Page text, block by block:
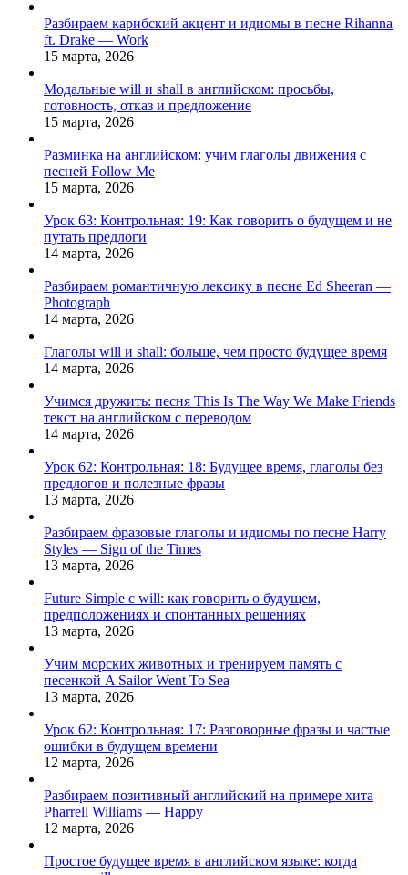
Разбираем карибский акцент и идиомы в песне Rihanna
ft. Drake — Work
15 марта, 2026
Модальные will и shall в английском: просьбы,
готовность, отказ и предложение
15 марта, 2026
Разминка на английском: учим глаголы движения с
песней Follow Me
15 марта, 2026
Урок 63: Контрольная: 19: Как говорить о будущем и не
путать предлоги
14 марта, 2026
Разбираем романтичную лексику в песне Ed Sheeran —
Photograph
14 марта, 2026
Глаголы will и shall: больше, чем просто будущее время
14 марта, 2026
Учимся дружить: песня This Is The Way We Make Friends
текст на английском с переводом
14 марта, 2026
Урок 62: Контрольная: 18: Будущее время, глаголы без
предлогов и полезные фразы
13 марта, 2026
Разбираем фразовые глаголы и идиомы по песне Harry
Styles — Sign of the Times
13 марта, 2026
Future Simple с will: как говорить о будущем,
предположениях и спонтанных решениях
13 марта, 2026
Учим морских животных и тренируем память с
песенкой A Sailor Went To Sea
13 марта, 2026
Урок 62: Контрольная: 17: Разговорные фразы и частые
ошибки в будущем времени
12 марта, 2026
Разбираем позитивный английский на примере хита
Pharrell Williams — Happy
12 марта, 2026
Простое будущее время в английском языке: когда